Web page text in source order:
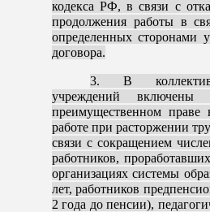
кодекса РФ, в связи с
продолжения работы в
определенных сторонами
договора.
3. В
учреждений включены
преимущественном праве
работе при расторжении
связи с сокращением
работников,
организациях системы
лет, работников
2 года до пенсии),